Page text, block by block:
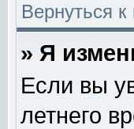
Вернуться к
» Я
Если вы
летнего